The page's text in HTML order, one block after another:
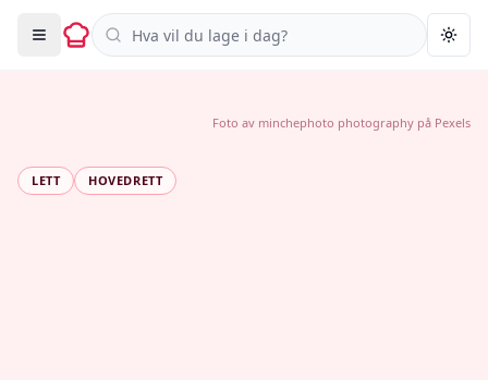
Søk i oppskrifter
LETT HOVEDRETT
Foto av minchephoto photography på Pexels